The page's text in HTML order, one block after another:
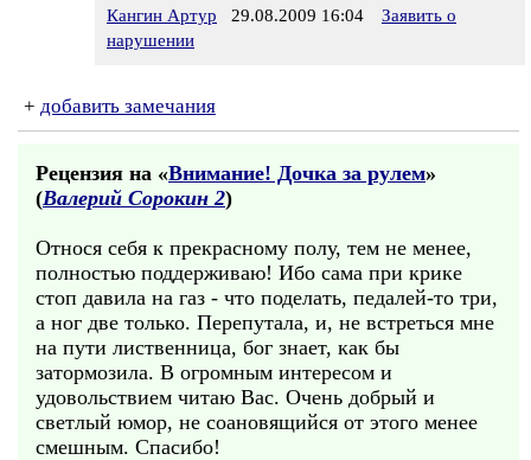
Кангин Артур 29.08.2009 16:04
Заявить о
нарушении
+ добавить замечания
Рецензия на «Внимание! Дочка за рулем»
(Валерий Сорокин 2)
Относя себя к прекрасному полу, тем не менее,
полностью поддерживаю! Ибо сама при крике
стоп давила на газ - что поделать, педалей-то три,
а ног две только. Перепутала, и, не встреться мне
на пути лиственница, бог знает, как бы
затормозила. В огромным интересом и
удовольствием читаю Вас. Очень добрый и
светлый юмор, не соановящийся от этого менее
смешным. Спасибо!